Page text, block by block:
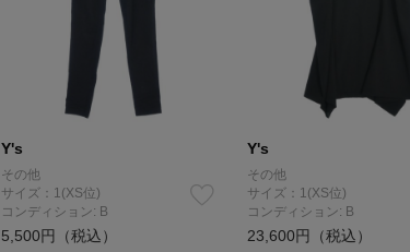
Y's
その他
サイズ：1(XS位)
コンディション: B
5,500円（税込）
Y's
その他
サイズ：1(XS位)
コンディション: B
23,600円（税込）